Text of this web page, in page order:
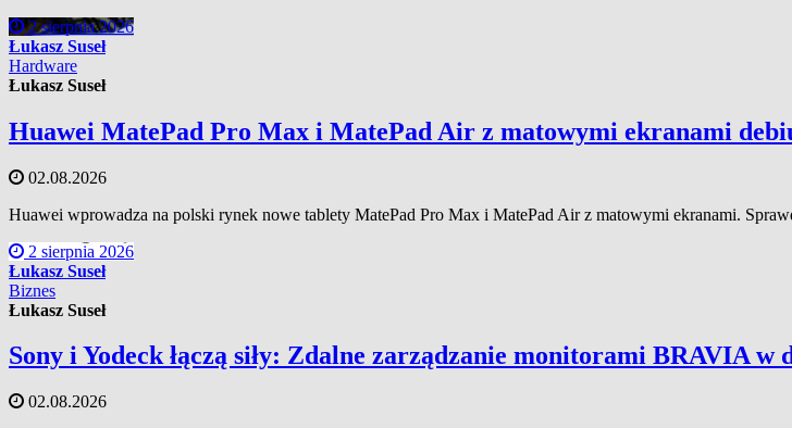
2 sierpnia 2026
Łukasz Suseł
Hardware
Łukasz Suseł
Huawei MatePad Pro Max i MatePad Air z matowymi ekranami
02.08.2026
Huawei wprowadza na polski rynek nowe tablety MatePad Pro Max i MatePad Air z matowymi ekranami.
2 sierpnia 2026
Łukasz Suseł
Biznes
Łukasz Suseł
Sony i Yodeck łączą siły: Zdalne zarządzanie monitorami BRAVIA w
02.08.2026